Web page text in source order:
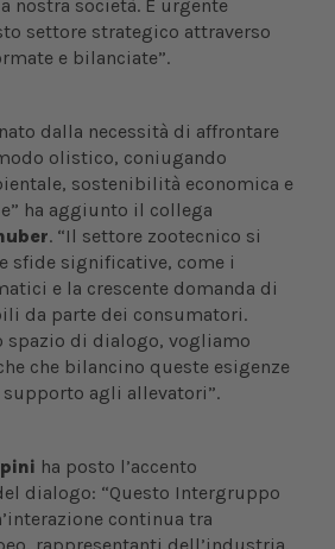
nostra società. È urgente
settore strategico attraverso
e bilanciate”.
dalla necessità di affrontare
olistico, coniugando
sostenibilità economica e
ha aggiunto il collega
. “Il settore zootecnico si
sfide significative, come i
e la crescente domanda di
da parte dei consumatori.
spazio di dialogo, vogliamo
che bilancino queste esigenze
supporto agli allevatori”.
ha posto l’accento
dialogo: “Questo Intergruppo
continua tra